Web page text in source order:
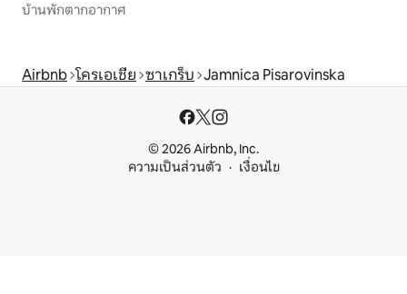
บ้านพักตากอากาศ
Airbnb โครเอเชีย ซาเกร็บ Jamnica Pisarovinska
© 2026 Airbnb, Inc.
ความเป็นส่วนตัว
เงื่อนไข